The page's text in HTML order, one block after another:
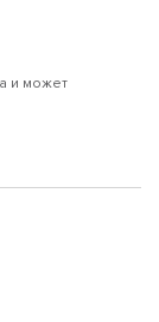
и может